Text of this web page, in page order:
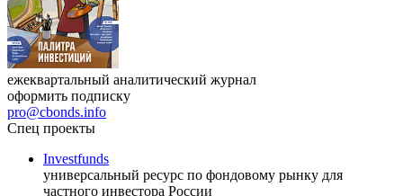
оформить подписку
pro@cbonds.info
Спец проекты